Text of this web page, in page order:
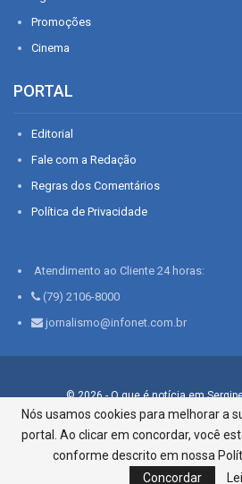
Promoções
Cinema
PORTAL
Editorial
Fale com a Redação
Regras dos Comentários
Política de Privacidade
Atendimento ao Cliente 24 horas:
(79) 2106-8000
jornalismo@infonet.com.br
© 2026 - O que é notícia em
reservados.
Infonet - Rua Monsenhor Silveira
Aracaju-SE, CEP 49015-030, Fone:
Informações LTDA
Nós usamos cookies para melhorar a
portal. Ao clicar em concordar, você
conforme descrito em nossa
Concordar